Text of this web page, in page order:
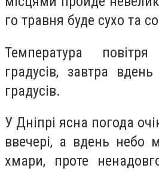
го травня буде сухо та
Температура
градусів, завтра
градусів.
У Дніпрі ясна погода
ввечері, а вдень небо
хмари, проте